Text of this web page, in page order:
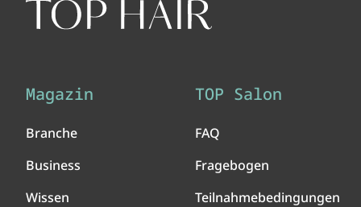
Magazin
Branche
Business
Wissen
TOP Salon
FAQ
Fragebogen
Teilnahmebedingungen